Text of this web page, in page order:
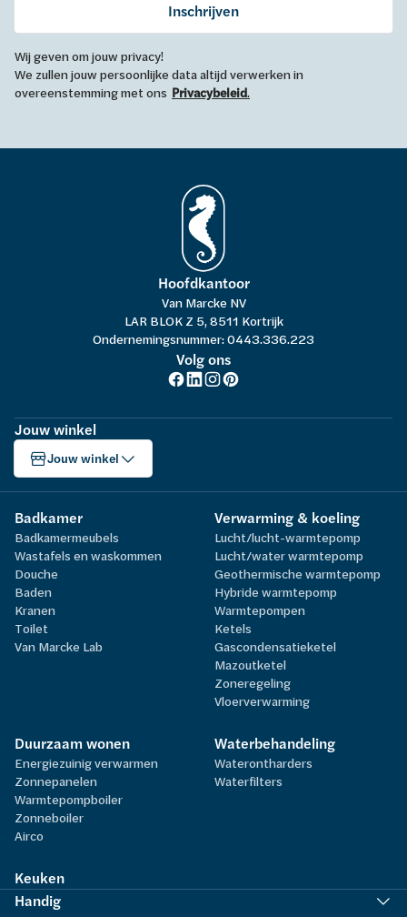
Inschrijven
Wij geven om jouw privacy!
We zullen jouw persoonlijke data altijd verwerken in
overeenstemming met ons Privacybeleid.
Hoofdkantoor
Van Marcke NV
LAR BLOK Z 5, 8511 Kortrijk
Ondernemingsnummer: 0443.336.223
Volg ons
Jouw winkel
Jouw winkel
Badkamer
Badkamermeubels
Wastafels en waskommen
Douche
Baden
Kranen
Toilet
Van Marcke Lab
Verwarming & koeling
Lucht/lucht-warmtepomp
Lucht/water warmtepomp
Geothermische warmtepomp
Hybride warmtepomp
Warmtepompen
Ketels
Gascondensatieketel
Mazoutketel
Zoneregeling
Vloerverwarming
Duurzaam wonen
Energiezuinig verwarmen
Zonnepanelen
Warmtepompboiler
Zonneboiler
Airco
Waterbehandeling
Waterontharders
Waterfilters
Keuken
Handig